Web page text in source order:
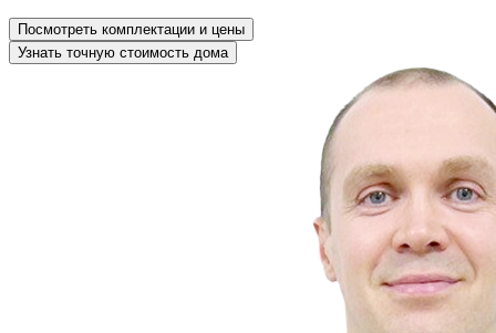
Посмотреть комплектации и цены
Узнать точную стоимость дома